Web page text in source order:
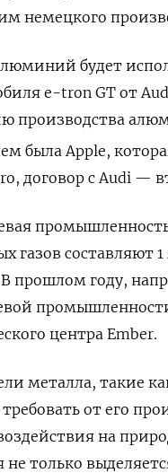
немецкого
будет
e-tron GT от
производства
была Apple,
, договор с Audi —
газов составляют
прошлом году,
центра Ember.
металла, такие
от его
на
только